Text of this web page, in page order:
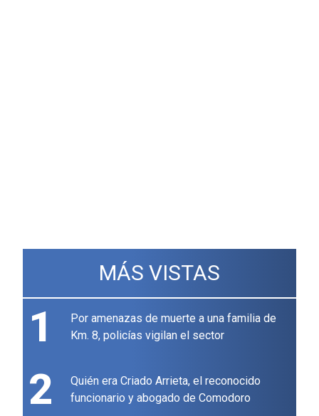
MÁS VISTAS
1
Por amenazas de muerte a una familia de
Km. 8, policías vigilan el sector
2
Quién era Criado Arrieta, el reconocido
funcionario y abogado de Comodoro